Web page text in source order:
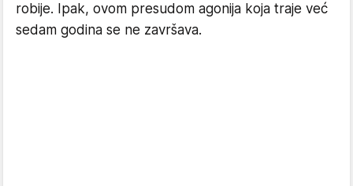
robije. Ipak, ovom presudom agonija koja traje već
sedam godina se ne završava.